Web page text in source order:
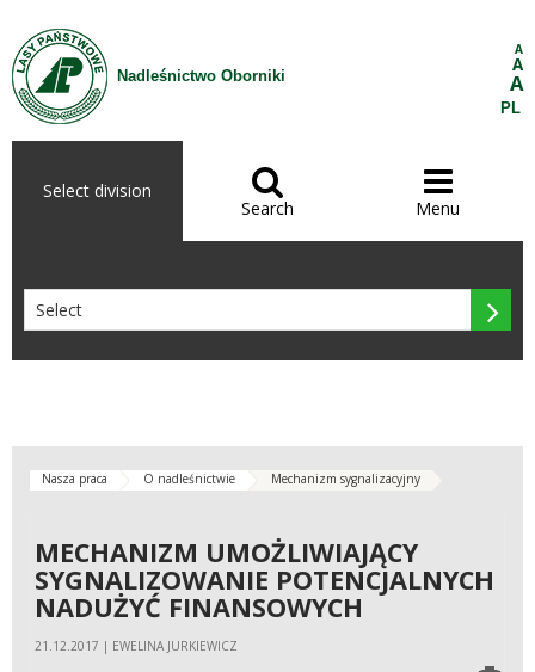
Skip to Content
Nadleśnictwo Oborniki
A
A
A
PL
Select division 
Search

Menu

Nasza praca O nadleśnictwie Mechanizm sygnalizacyjny
MECHANIZM UMOŻLIWIAJĄCY
SYGNALIZOWANIE POTENCJALNYCH
NADUŻYĆ FINANSOWYCH
21.12.2017 | EWELINA JURKIEWICZ